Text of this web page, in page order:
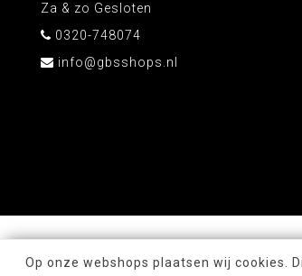
Za & zo Gesloten
0320-748074
info@gbsshops.nl
Op onze webshops plaatsen wij cookies.